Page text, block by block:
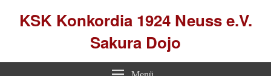
KSK Konkordia 1924 Neuss e.V.
Sakura Dojo
Menü